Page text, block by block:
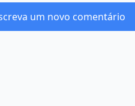
um novo comentário